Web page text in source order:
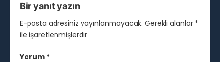
Bir yanıt yazın
E-posta adresiniz yayınlanmayacak. Gerekli alanlar *
ile işaretlenmişlerdir
Yorum *